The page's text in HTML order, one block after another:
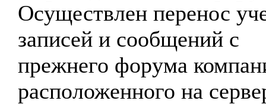
Осуществлен перенос
записей и сообщений с
прежнего форума
расположенного на